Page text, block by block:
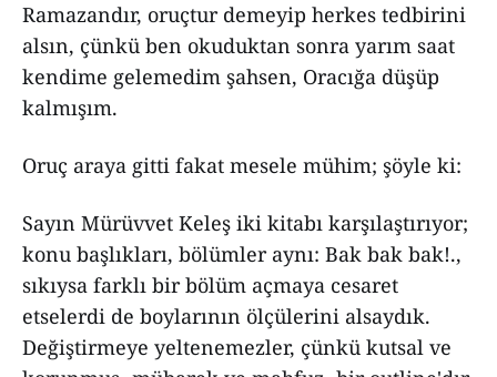
Ramazandır, oruçtur demeyip herkes tedbirini
alsın, çünkü ben okuduktan sonra yarım saat
kendime gelemedim şahsen, Oracığa düşüp
kalmışım.
Oruç araya gitti fakat mesele mühim; şöyle ki:
Sayın Mürüvvet Keleş iki kitabı karşılaştırıyor;
konu başlıkları, bölümler aynı: Bak bak bak!.,
sıkıysa farklı bir bölüm açmaya cesaret
etselerdi de boylarının ölçülerini alsaydık.
Değiştirmeye yeltenemezler, çünkü kutsal ve